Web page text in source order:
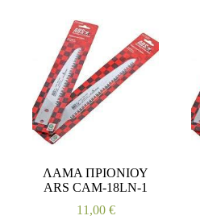
ΛΑΜΑ ΠΡΙΟΝΙΟΥ
ARS CAM-18LΝ-1
11,00 €